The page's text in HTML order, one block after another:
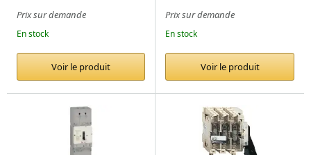
Prix sur demande
En stock
Voir le produit
Prix sur demande
En stock
Voir le produit